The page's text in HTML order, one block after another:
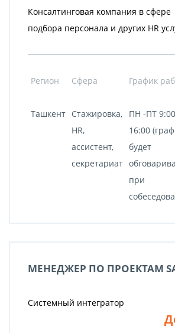
Консалтинговая компания в сфере
подбора персонала и других HR
Регион Сфера График
Ташкент Стажировка,
HR,
ассистент,
секретариат
ПН -ПТ
16:00
будет
при
МЕНЕДЖЕР ПО ПРОЕКТАМ
Системный интегратор